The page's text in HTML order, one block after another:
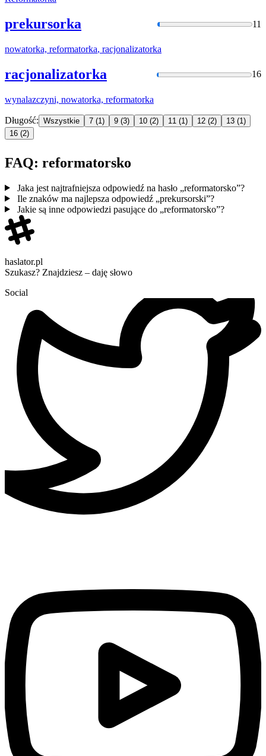
prekursorka 11
nowatorka, reformatorka, racjonalizatorka
racjonalizatorka 16
wynalazczyni, nowatorka, reformatorka
Długość: Wszystkie 7 (1) 9 (3) 10 (2) 11 (1) 12 (2) 13 (1)
16 (2)
FAQ: reformatorsko
Jaka jest najtrafniejsza odpowiedź na hasło „reformatorsko”?
Ile znaków ma najlepsza odpowiedź „prekursorski”?
Jakie są inne odpowiedzi pasujące do „reformatorsko”?
haslator.pl
Szukasz? Znajdziesz – daję słowo
Social